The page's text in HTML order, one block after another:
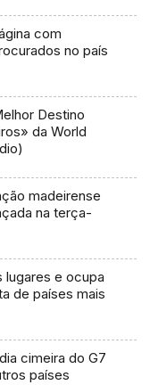
com
no país
Destino
da World
madeirense
na terça-
lugares e ocupa
de países mais
cimeira do G7
países